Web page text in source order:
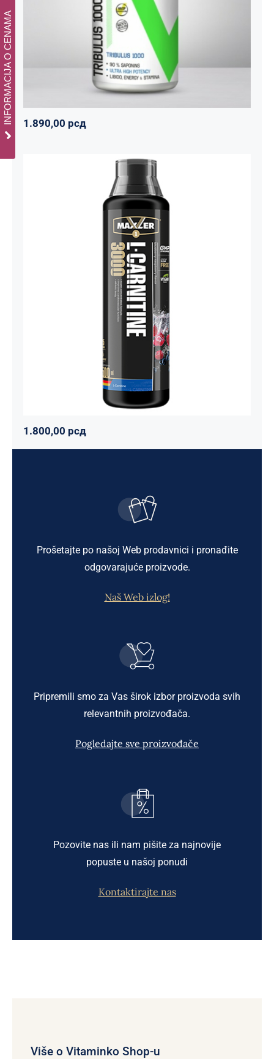
Svi proizvodi Vitalikum
1.890,00 рсд
1.890,00 рсд
Carnitine Liquid Comfortable Shape
3000 – 500 ml
Mršavko Svi proizvodi
1.800,00рсд
1.800,00 рсд
Prošetajte po našoj Web prodavnici i pronađite
odgovarajuće proizvode.
Naš Web izlog!
Pripremili smo za Vas širok izbor proizvoda svih
relevantnih proizvođača.
Pogledajte sve proizvođače
Pozovite nas ili nam pišite za najnovije
popuste u našoj ponudi
Kontaktirajte nas
Više o Vitaminko Shop-u
INFORMACIJA O CENAMA